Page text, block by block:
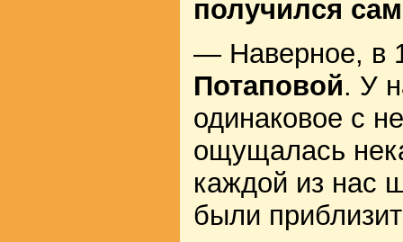
получился
— Наверное, в
Потаповой. У
одинаковое с
ощущалась
каждой из нас
были